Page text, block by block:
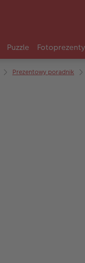
Puzzle Fotoprezenty
Prezentowy poradnik